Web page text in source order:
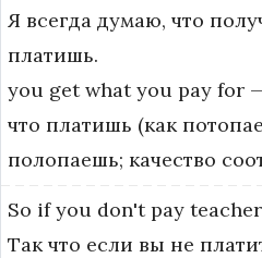
Я всегда думаю, что
платишь.
you get what you pay for
что платишь (как
полопаешь; качество
So if you don't pay
Так что если вы не